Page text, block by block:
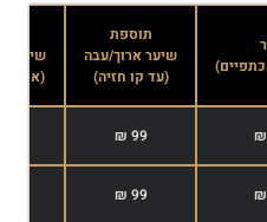
תוספת
שיער ארוך/עבה
(עד קו חזיה)
שיער
(אחרי
99 ₪
99 ₪